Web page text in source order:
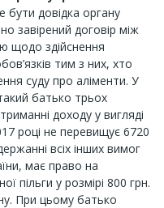
довідка органу
завірений договір між
щодо здійснення
тим з них, хто
суду про аліменти. У
батько трьох
доходу у вигляді
році не перевищує 6720
всіх інших вимог
має право на
пільги у розмірі 800 грн.
При цьому батько